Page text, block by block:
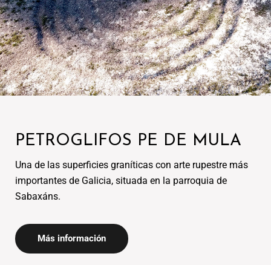
PETROGLIFOS PE DE MULA
Una de las superficies graníticas con arte rupestre más
importantes de Galicia, situada en la parroquia de
Más información